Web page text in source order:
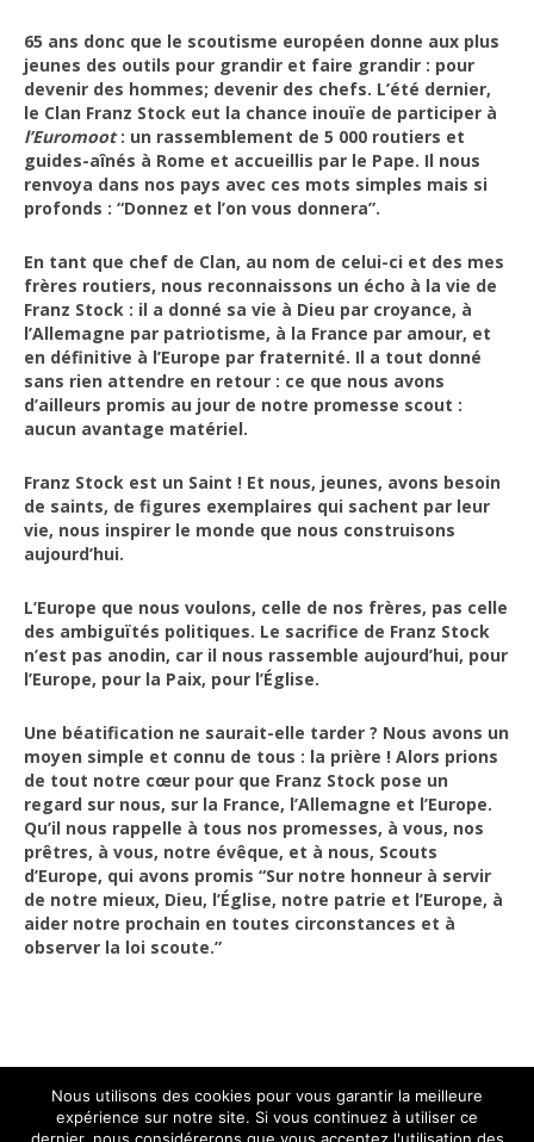
ACTUALITÉS
65 ans donc que le scoutisme européen donne aux plus
jeunes des outils pour grandir et faire grandir : pour
devenir des hommes; devenir des chefs. L’été dernier,
le Clan Franz Stock eut la chance inouïe de participer à
l’Euromoot: un rassemblement de 5 000 routiers et
guides-aînés à Rome et accueillis par le Pape. Il nous
renvoya dans nos pays avec ces mots simples mais si
profonds : “Donnez et l’on vous donnera”.
En tant que chef de Clan, au nom de celui-ci et des mes
frères routiers, nous reconnaissons un écho à la vie de
Franz Stock : il a donné sa vie à Dieu par croyance, à
l’Allemagne par patriotisme, à la France par amour, et
en définitive à l’Europe par fraternité. Il a tout donné
sans rien attendre en retour : ce que nous avons
d’ailleurs promis au jour de notre promesse scout :
aucun avantage matériel.
Franz Stock est un Saint ! Et nous, jeunes, avons besoin
de saints, de figures exemplaires qui sachent par leur
vie, nous inspirer le monde que nous construisons
aujourd’hui.
L’Europe que nous voulons, celle de nos frères, pas celle
des ambiguïtés politiques. Le sacrifice de Franz Stock
n’est pas anodin, car il nous rassemble aujourd’hui, pour
l’Europe, pour la Paix, pour l’Église.
Une béatification ne saurait-elle tarder ? Nous avons un
moyen simple et connu de tous : la prière ! Alors prions
de tout notre cœur pour que Franz Stock pose un
regard sur nous, sur la France, l’Allemagne et l’Europe.
Qu’il nous rappelle à tous nos promesses, à vous, nos
prêtres, à vous, notre évêque, et à nous, Scouts
d’Europe, qui avons promis “Sur notre honneur à servir
de notre mieux, Dieu, l’Église, notre patrie et l’Europe, à
aider notre prochain en toutes circonstances et à
observer la loi scoute.”
Nous utilisons des cookies pour vous garantir la meilleure
expérience sur notre site. Si vous continuez à utiliser ce